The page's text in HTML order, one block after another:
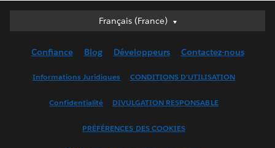
Français (France)
Français (France)
English (UK)
Français (Canada)
Confiance Blog Développeurs Contactez-nous
Informations Juridiques CONDITIONS D'UTILISATION
Confidentialité DIVULGATION RESPONSABLE
PRÉFÉRENCES DES COOKIES